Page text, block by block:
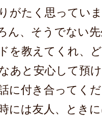
がたく思ってい
ん、そうでない
を教えてくれ、
あと安心して預
に付き合ってく
には友人、とき